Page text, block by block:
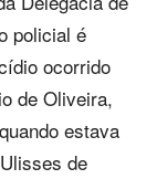
policial é
ocorrido
de Oliveira,
estava
de